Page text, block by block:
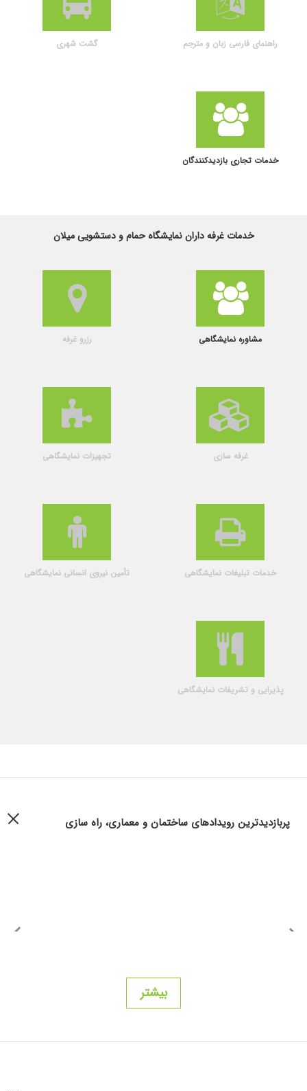
راهنمای فارسی زبان و مترجم گشت شهری
خدمات تجاری بازدیدکنندگان
خدمات غرفه داران نمایشگاه حمام و دستشویی میلان
مشاوره نمایشگاهی رزرو غرفه
غرفه سازی تجهیزات نمایشگاهی
خدمات تبلیغات نمایشگاهی تأمین نیروی انسانی نمایشگاهی
پذیرایی و تشریفات نمایشگاهی
پربازدیدترین رویدادهای ساختمان و معماری، راه سازی
بیشتر